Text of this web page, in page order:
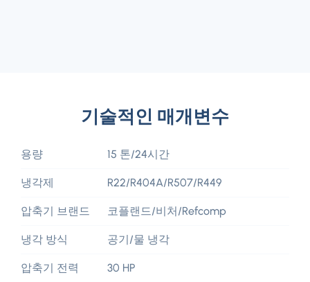
기술적인 매개변수
용량 15 톤/24시간
냉각제 R22/R404A/R507/R449
압축기 브랜드 코플랜드/비처/Refcomp
냉각 방식 공기/물 냉각
압축기 전력 30 HP